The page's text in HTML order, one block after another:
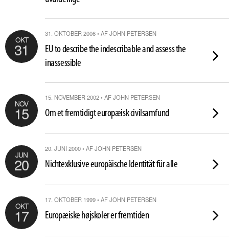
OKT
31
31. OKTOBER 2006 • AF JOHN PETERSEN
EU to describe the indescribable and assess the
inassessible
NOV
15
15. NOVEMBER 2002 • AF JOHN PETERSEN
Om et fremtidigt europæisk civilsamfund
JUN
20
20. JUNI 2000 • AF JOHN PETERSEN
Nichtexklusive europäische Identität für alle
OKT
17
17. OKTOBER 1999 • AF JOHN PETERSEN
Europæiske højskoler er fremtiden